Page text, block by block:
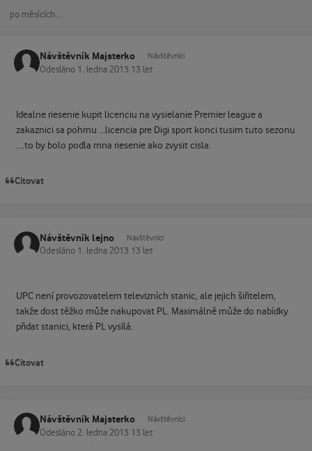
po měsících...
Návštěvník Majsterko Návštěvníci
Odesláno 1. ledna 2013 13 let
Idealne riesenie kupit licenciu na vysielanie Premier league a
zakaznici sa pohrnu ...licencia pre Digi sport konci tusim tuto sezonu
....to by bolo podla mna riesenie ako zvysit cisla.
Citovat
Návštěvník lejno Návštěvníci
Odesláno 1. ledna 2013 13 let
UPC není provozovatelem televizních stanic, ale jejich šiřitelem,
takže dost těžko může nakupovat PL. Maximálně může do nabídky
přidat stanici, která PL vysílá.
Citovat
Návštěvník Majsterko Návštěvníci
Odesláno 2. ledna 2013 13 let